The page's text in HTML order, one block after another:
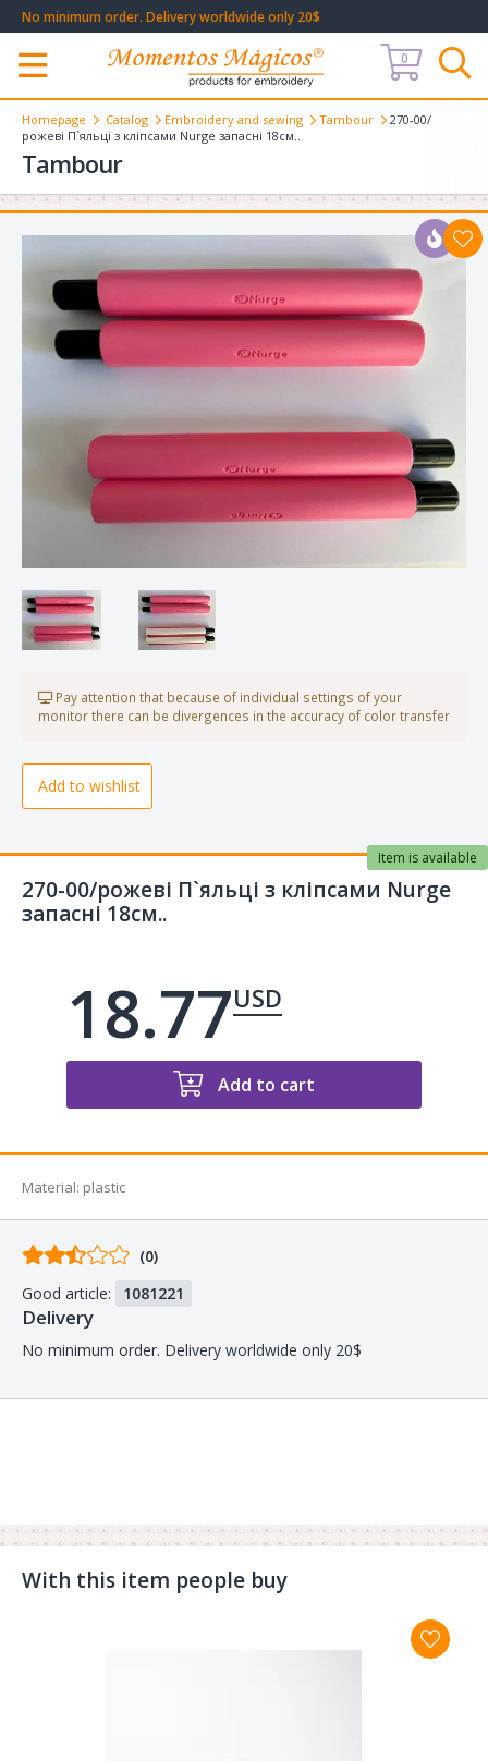
No minimum order. Delivery worldwide only 20$
Меню
0
Homepage Catalog Embroidery and sewing Tambour
270-00/
рожеві П`яльці з кліпсами Nurge запасні 18см..
Tambour
Pay attention that because of individual settings of your
monitor there can be divergences in the accuracy of color transfer
Add to wishlist
270-00/рожеві П`яльці з кліпсами Nurge
запасні 18см..
Item is available
18.77USD
Add to cart
Material: plastic
Comments
buyers
(0)
Good article:
1081221
Delivery
No minimum order. Delivery worldwide only 20$
With this item people buy